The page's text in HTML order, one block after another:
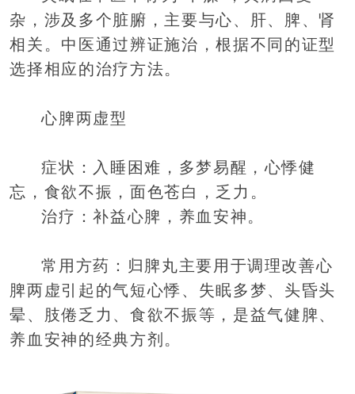
杂，涉及多个脏腑，主要与心、肝、脾、肾
相关。中医通过辨证施治，根据不同的证型
选择相应的治疗方法。
心脾两虚型
症状：入睡困难，多梦易醒，心悸健
忘，食欲不振，面色苍白，乏力。
治疗：补益心脾，养血安神。
常用方药：归脾丸主要用于调理改善心
脾两虚引起的气短心悸、失眠多梦、头昏头
晕、肢倦乏力、食欲不振等，是益气健脾、
养血安神的经典方剂。